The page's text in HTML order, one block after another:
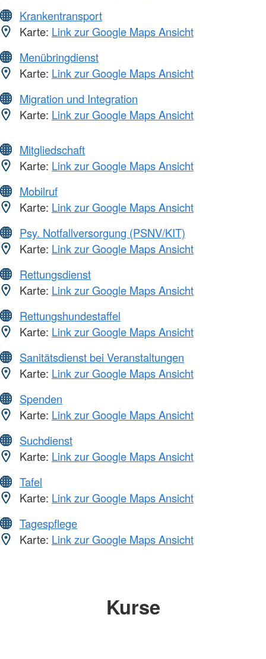
Krankentransport
Karte: Link zur Google Maps Ansicht
Menübringdienst
Karte: Link zur Google Maps Ansicht
Migration und Integration
Karte: Link zur Google Maps Ansicht
Mitgliedschaft
Karte: Link zur Google Maps Ansicht
Mobilruf
Karte: Link zur Google Maps Ansicht
Psy. Notfallversorgung (PSNV/KIT)
Karte: Link zur Google Maps Ansicht
Rettungsdienst
Karte: Link zur Google Maps Ansicht
Rettungshundestaffel
Karte: Link zur Google Maps Ansicht
Sanitätsdienst bei Veranstaltungen
Karte: Link zur Google Maps Ansicht
Spenden
Karte: Link zur Google Maps Ansicht
Suchdienst
Karte: Link zur Google Maps Ansicht
Tafel
Karte: Link zur Google Maps Ansicht
Tagespflege
Karte: Link zur Google Maps Ansicht
Kurse